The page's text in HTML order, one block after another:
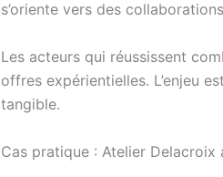
s’oriente vers des
Les acteurs qui réussissent
offres expérientielles. L’enjeu
tangible.
Cas pratique : Atelier